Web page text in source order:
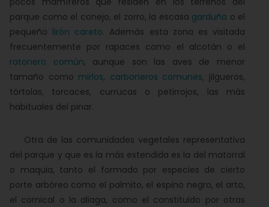
parque como el conejo, el zorro, la escasa garduña o el
pequeño lirón careto. Además esta zona es visitada
frecuentemente por rapaces como el alcotán o el
ratonero común, aunque son las aves de menor
tamaño como mirlos, carboneros comunes, jilgueros,
tórtolas, torcaces, currucas o petirrojos, las más
habituales del pinar.
Otra de las comunidades vegetales representativa
del parque y que es la más extendida es la del matorral
o maquia, tanto el formado por especies de cierto
porte arbóreo como el palmito, el espino negro, el arto,
el cornical o la aliaga, como el constituido por otras